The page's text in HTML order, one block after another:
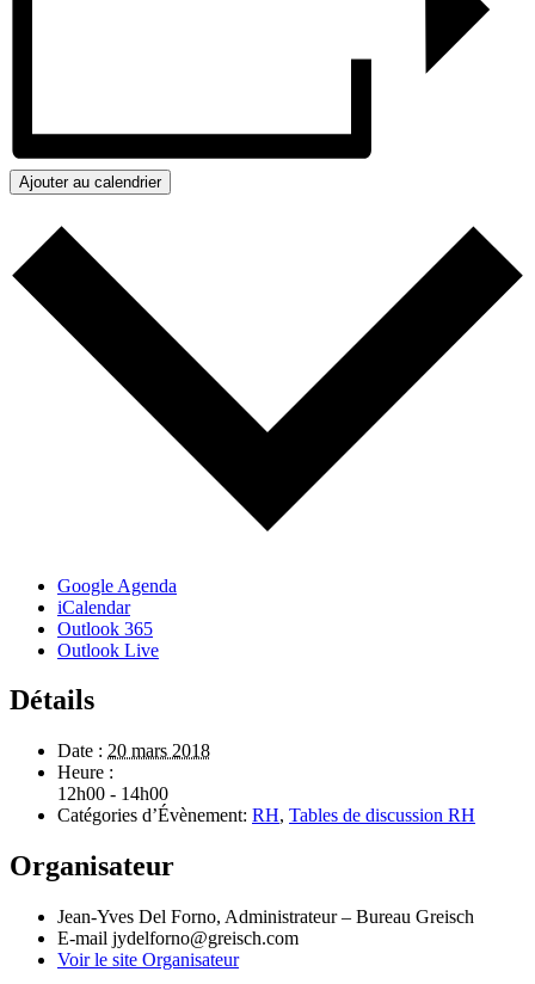
Ajouter au calendrier
Google Agenda
iCalendar
Outlook 365
Outlook Live
Détails
Date : 20 mars 2018
Heure :
12h00 - 14h00
Catégories d’Évènement: RH, Tables de discussion RH
Organisateur
Jean-Yves Del Forno, Administrateur – Bureau Greisch
E-mail jydelforno@greisch.com
Voir le site Organisateur